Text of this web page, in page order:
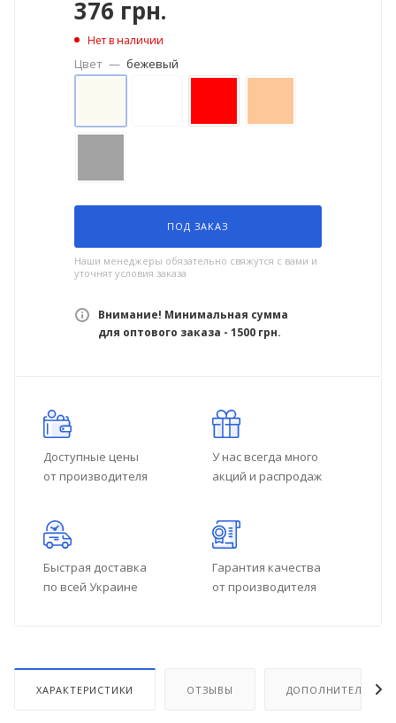
376 грн.
Нет в наличии
Цвет — бежевый
ПОД ЗАКАЗ
Наши менеджеры обязательно свяжутся с вами и
уточнят условия заказа
Внимание! Минимальная сумма
для оптового заказа - 1500 грн.
Доступные цены
от производителя
У нас всегда много
акций и распродаж
Быстрая доставка
по всей Украине
Гарантия качества
от производителя
ХАРАКТЕРИСТИКИ ОТЗЫВЫ ДОПОЛНИТЕЛЬНО